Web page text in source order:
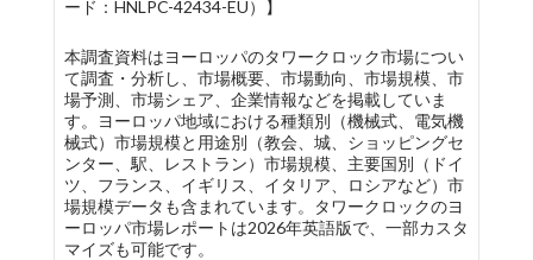
ード：HNLPC-42434-EU）】
本調査資料はヨーロッパのタワークロック市場につい
て調査・分析し、市場概要、市場動向、市場規模、市
場予測、市場シェア、企業情報などを掲載していま
す。ヨーロッパ地域における種類別（機械式、電気機
械式）市場規模と用途別（教会、城、ショッピングセ
ンター、駅、レストラン）市場規模、主要国別（ドイ
ツ、フランス、イギリス、イタリア、ロシアなど）市
場規模データも含まれています。タワークロックのヨ
ーロッパ市場レポートは2026年英語版で、一部カスタ
マイズも可能です。